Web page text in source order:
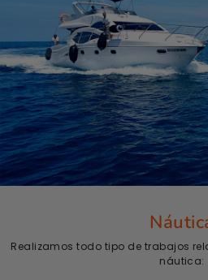
Realizamos todo tipo de trabajos
náutica: